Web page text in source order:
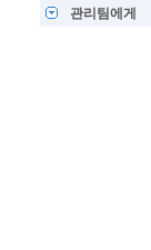
관리팀에게